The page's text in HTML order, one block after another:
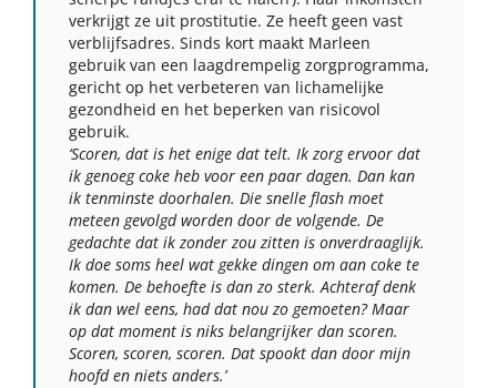
verkrijgt ze uit prostitutie. Ze heeft geen vast
verblijfsadres. Sinds kort maakt Marleen
gebruik van een laagdrempelig zorgprogramma,
gericht op het verbeteren van lichamelijke
gezondheid en het beperken van risicovol
gebruik.
‘Scoren, dat is het enige dat telt. Ik zorg ervoor dat
ik genoeg coke heb voor een paar dagen. Dan kan
ik tenminste doorhalen. Die snelle flash moet
meteen gevolgd worden door de volgende. De
gedachte dat ik zonder zou zitten is onverdraaglijk.
Ik doe soms heel wat gekke dingen om aan coke te
komen. De behoefte is dan zo sterk. Achteraf denk
ik dan wel eens, had dat nou zo gemoeten? Maar
op dat moment is niks belangrijker dan scoren.
Scoren, scoren, scoren. Dat spookt dan door mijn
hoofd en niets anders.’